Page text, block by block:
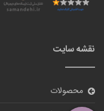
نقشه سایت
محصولات